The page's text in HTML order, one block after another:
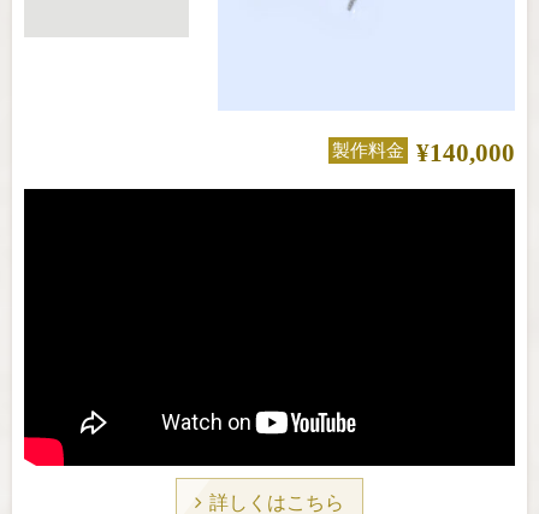
製作料金 ¥140,000
詳しくはこちら